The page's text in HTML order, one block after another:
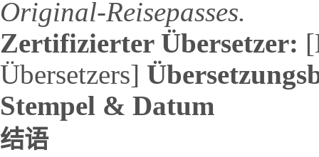
Original-Reisepasses.
Zertifizierter Übersetzer:
Übersetzers]
Stempel & Datum
结语